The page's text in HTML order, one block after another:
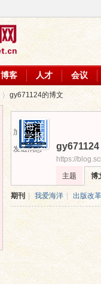
博客 人才 会议
gy671124的博文
加为好友
发送消息
gy671124
https://
主题
博
期刊 我爱海洋 出版改革